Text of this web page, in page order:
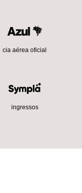
cia aérea oficial
ingressos